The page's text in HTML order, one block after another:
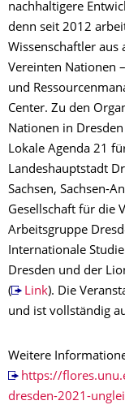
nachhaltigere
denn seit 2012
Wissenschaftler aus
Vereinten Nationen
und
Center. Zu den
Nationen in Dresden
Lokale Agenda 21
Landeshauptstadt
Sachsen, Sachsen-
Gesellschaft für die
Arbeitsgruppe
Internationale
Dresden und der
(
Link). Die
und ist vollständig
Weitere
https://
dresden-2021-